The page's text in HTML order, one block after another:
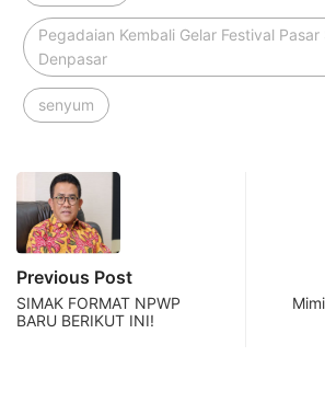
Pegadaian Kembali Gelar Festival
Denpasar
senyum
Previous Post
SIMAK FORMAT NPWP
BARU BERIKUT INI!